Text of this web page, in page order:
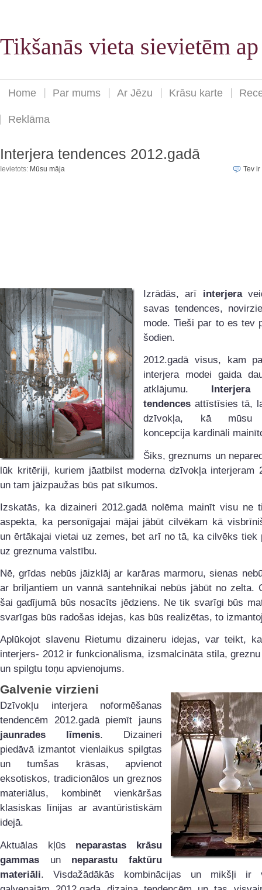
Tikšanās vieta sievietēm
Home Par mums Ar Jēzu Krāsu karte
Reklāma
Interjera tendences 2012.gadā
Ievietots: Mūsu māja Tev ir
Izrādās, arī interjera
savas tendences,
mode. Tieši par to es tev
šodien.
2012.gadā visus, kam
interjera modei gaida
atklājumu.
tendences attīstīsies tā,
dzīvokļa, kā mūsu
koncepcija kardināli
Šiks, greznums un
lūk kritēriji, kuriem jāatbilst moderna dzīvokļa interjeram
un tam jāizpaužas būs pat sīkumos.
Izskatās, ka dizaineri 2012.gadā nolēma mainīt visu ne
aspekta, ka personīgajai mājai jābūt cilvēkam kā
un ērtākajai vietai uz zemes, bet arī no tā, ka cilvēks tiek
uz greznuma valstību.
Nē, grīdas nebūs jāizklāj ar karāras marmoru, sienas
ar briljantiem un vannā santehnikai nebūs jābūt no zelta.
šai gadījumā būs nosacīts jēdziens. Ne tik svarīgi būs
svarīgas būs radošas idejas, kas būs realizētas, to
Aplūkojot slavenu Rietumu dizaineru idejas, var teikt,
interjers- 2012 ir funkcionālisma, izsmalcināta stila,
un spilgtu toņu apvienojums.
Galvenie virzieni
Dzīvokļu interjera noformēšanas
tendencēm 2012.gadā piemīt jauns
jaunrades līmenis. Dizaineri
piedāvā izmantot vienlaikus spilgtas
un tumšas krāsas, apvienot
eksotiskos, tradicionālos un greznos
materiālus, kombinēt vienkāršas
klasiskas līnijas ar avantūristiskām
idejā.
Aktuālas kļūs neparastas krāsu
gammas un neparastu faktūru
materiāli. Visdažādākās kombinācijas un mikšļi ir